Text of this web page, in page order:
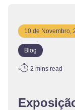
10 de Novembro,
Blog
2 mins read